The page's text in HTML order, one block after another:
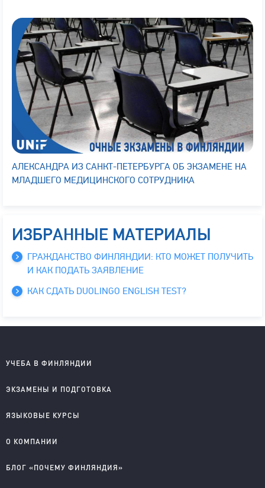
АЛЕКСАНДРА ИЗ САНКТ-ПЕТЕРБУРГА ОБ ЭКЗАМЕНЕ НА
МЛАДШЕГО МЕДИЦИНСКОГО СОТРУДНИКА
ИЗБРАННЫЕ МАТЕРИАЛЫ
ГРАЖДАНСТВО ФИНЛЯНДИИ: КТО МОЖЕТ ПОЛУЧИТЬ
И КАК ПОДАТЬ ЗАЯВЛЕНИЕ
КАК СДАТЬ DUOLINGO ENGLISH TEST?
УЧЕБА В ФИНЛЯНДИИ
Колледжи на английском
Колледжи на финском
ЭКЗАМЕНЫ И ПОДГОТОВКА
ЯЗЫКОВЫЕ КУРСЫ
Английский для взрослых
О КОМПАНИИ
БЛОГ «ПОЧЕМУ ФИНЛЯНДИЯ»